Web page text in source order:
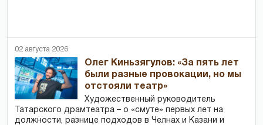
02 августа 2026
Олег Киньзягулов: «За пять лет
были разные провокации, но мы
отстояли театр»
Художественный руководитель
Татарского драмтеатра – о «смуте» первых лет на
должности, разнице подходов в Челнах и Казани и